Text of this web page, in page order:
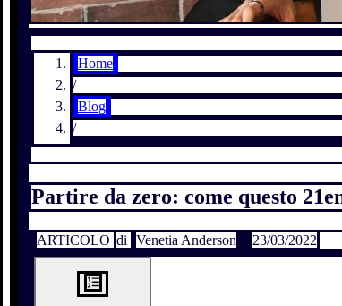
Home
/
Blog
/
Partire da zero: come questo
ARTICOLO di Venetia Anderson 23/03/2022